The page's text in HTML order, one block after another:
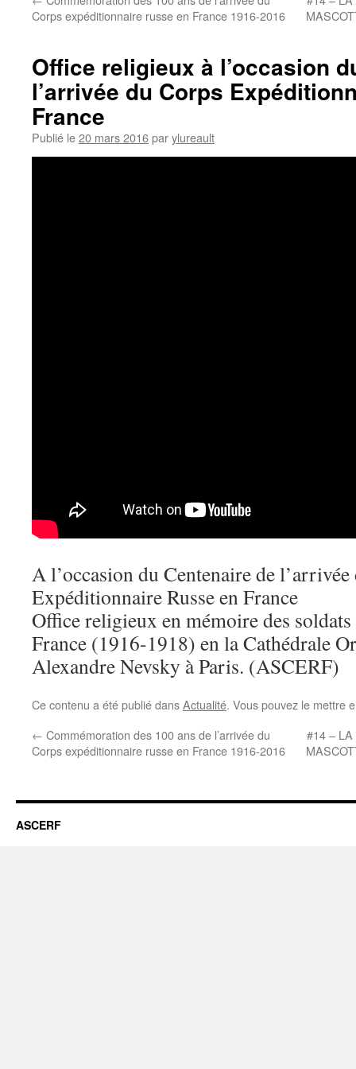
Corps expéditionnaire russe en France 1916-2016
Office religieux à l’occasion
l’arrivée du Corps
France
Publié le20 mars 2016parylureault
A l’occasion du Centenaire de
Expéditionnaire Russe en France
Office religieux en mémoire des
France (1916-1918) en la Cathédrale
Alexandre Nevsky à Paris. (ASCERF)
Ce contenu a été publié dansActualité. Vous pouvez le mettre
← Commémoration des 100 ans de l’arrivée du
Corps expéditionnaire russe en France 1916-2016
#14 – LA
ASCERF